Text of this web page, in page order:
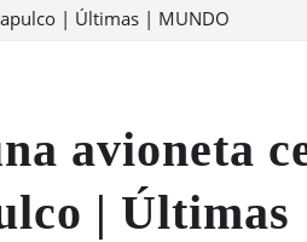
| Últimas | MUNDO
avioneta
|